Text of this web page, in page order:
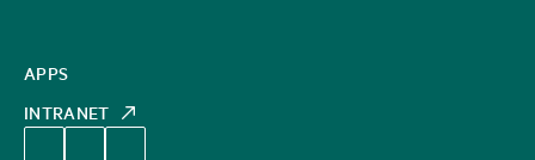
APPS
INTRANET